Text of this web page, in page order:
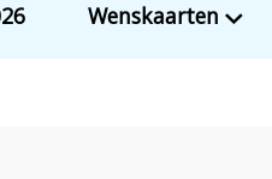
Wenskaarten